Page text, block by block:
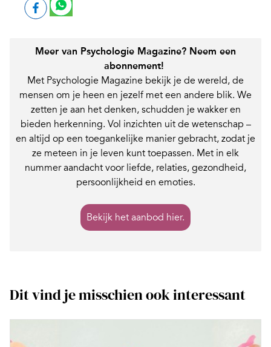
Meer van Psychologie Magazine? Neem een
abonnement!
Met Psychologie Magazine bekijk je de wereld, de
mensen om je heen en jezelf met een andere blik. We
zetten je aan het denken, schudden je wakker en
bieden herkenning. Vol inzichten uit de wetenschap –
en altijd op een toegankelijke manier gebracht, zodat je
ze meteen in je leven kunt toepassen. Met in elk
nummer aandacht voor liefde, relaties, gezondheid,
persoonlijkheid en emoties.
Bekijk het aanbod hier.
Dit vind je misschien ook interessant